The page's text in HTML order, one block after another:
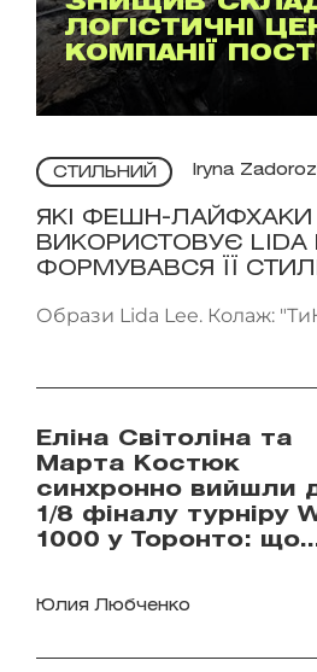
ЛОГІСТИЧНІ
КОМПАНІЇ
СТИЛЬНИЙ Iryna
ЯКІ ФЕШН-ЛАЙФХАКИ
ВИКОРИСТОВУЄ LIDA
ФОРМУВАВСЯ ЇЇ
Образи Lida Lee. Колаж:
Еліна Світоліна та
Марта Костюк
синхронно вийшли
1/8 фіналу турніру
1000 у Торонто: що
Юлия Любченко